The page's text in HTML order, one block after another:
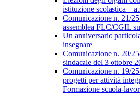
istituzione scolastica –
Comunicazione n. 21/
assemblea FLC/CGIL
Un anniversario
insegnare
Comunicazione n. 20/
sindacale del 3 ottobre
Comunicazione n. 19/
progetti per attività
Formazione scuola-